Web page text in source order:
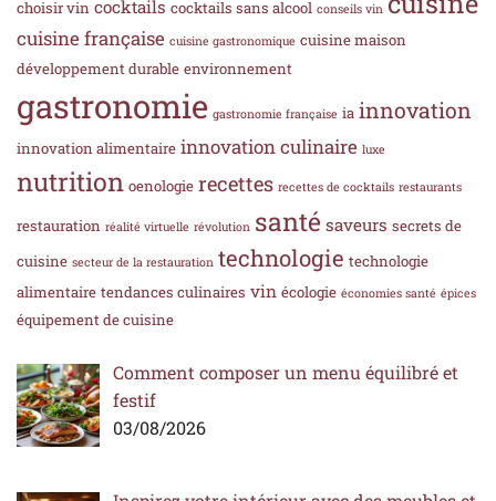
choisir vin cocktails cocktails sans alcool conseils vin
cuisine française cuisine gastronomique cuisine maison
développement durable environnement
gastronomie gastronomie française ia innovation
innovation alimentaire innovation culinaire luxe
nutrition oenologie recettes recettes de cocktails restaurants
restauration réalité virtuelle révolution santé saveurs secrets de
cuisine secteur de la restauration technologie technologie
alimentaire tendances culinaires vin écologie économies santé épices
équipement de cuisine
Comment composer un menu équilibré et
festif
03/08/2026